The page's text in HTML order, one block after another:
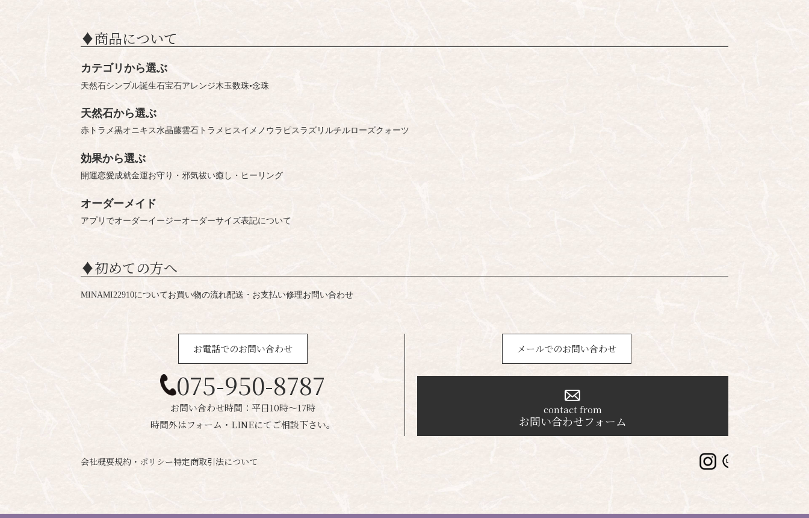
♦︎商品について
カテゴリから選ぶ
天然石シンプル誕生石宝石アレンジ木玉数珠•念珠
天然石から選ぶ
赤トラメ黒オニキス水晶藤雲石 トラメ ヒスイ メノウ ラピスラズリ ルチルローズクォーツ
効果から選ぶ
開運恋愛成就金運お守り・邪気祓い癒し・ヒーリング
オーダーメイド
アプリでオーダーイージーオーダーサイズ表記について
♦︎初めての方へ
MINAMI22910についてお買い物の流れ配送・お支払い修理お問い合わせ
お電話でのお問い合わせ
075-950-8787
お問い合わせ時間：平日10時～17時
時間外はフォーム・LINEにてご相談下さい。
メールでのお問い合わせ
contact from
お問い合わせフォーム
会社概要規約・ポリシー特定商取引法について